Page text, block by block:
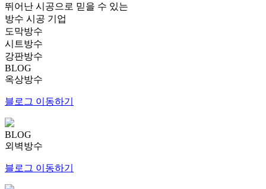
뛰어난 시공으로 믿을 수 있는
방수 시공 기업
도막방수
시트방수
강판방수
BLOG
옥상방수
블로그 이동하기
BLOG
외벽방수
블로그 이동하기